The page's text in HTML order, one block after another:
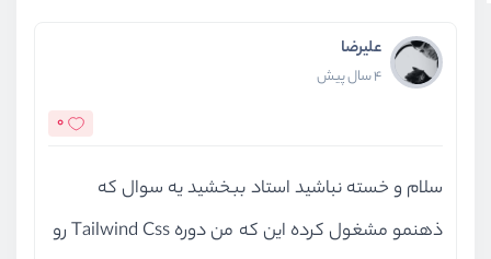
علیرضا
4 سال پیش
0
سلام و خسته نباشید استاد ببخشید یه سوال که
ذهنمو مشغول کرده این که من دوره Tailwind Css رو